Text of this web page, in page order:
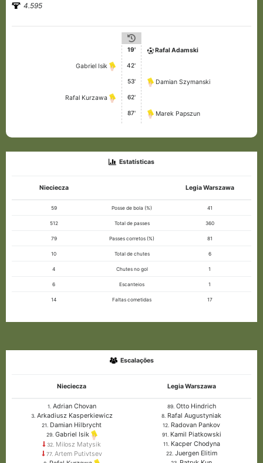
4.595
19' Rafal Adamski
Gabriel Isik 42'
53' Damian Szymanski
Rafal Kurzawa 62'
87' Marek Papszun
Estatísticas
Nieciecza Legia Warszawa
59 Posse de bola (%) 41
512 Total de passes 360
79 Passes corretos (%) 81
10 Total de chutes 6
4 Chutes no gol 1
6 Escanteios 1
14 Faltas cometidas 17
Escalações
Nieciecza Legia Warszawa
1. Adrian Chovan
3.Arkadiusz Kasperkiewicz
21. Damian Hilbrycht
29.Gabriel Isik
32. Milosz Matysik
77.Artem Putivtsev
89.Otto Hindrich
8. Rafal Augustyniak
12. Radovan Pankov
91. Kamil Piatkowski
11. Kacper Chodyna
22.Juergen Elitim